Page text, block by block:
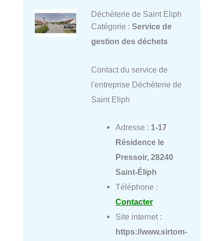
Déchèterie de Saint Eliph
Catégorie : Service de
gestion des déchets
Contact du service de
l'entreprise Déchèterie de
Saint Eliph
Adresse : 1-17
Résidence le
Pressoir, 28240
Saint-Éliph
Téléphone :
Contacter
Site internet :
https://www.sirtom-